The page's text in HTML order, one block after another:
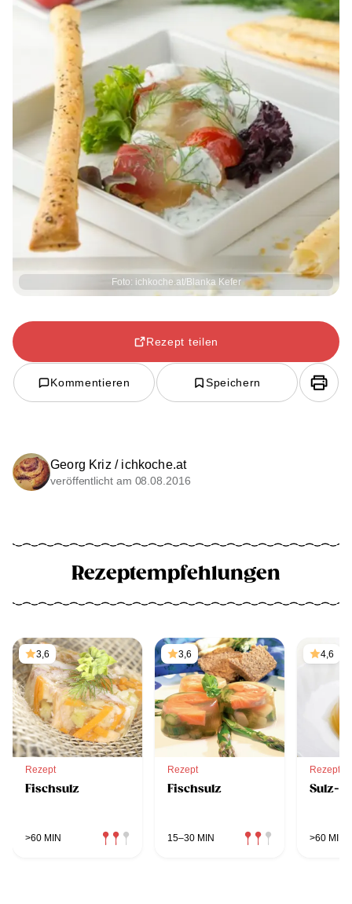
Foto: ichkoche.at/Blanka Kefer
Rezept teilen
Kommentieren Speichern
Georg Kriz / ichkoche.at
veröffentlicht am 08.08.2016
Rezeptempfehlungen
3,6
Rezept
Fischsulz
>60 MIN
3,6
Rezept
Fischsulz
15–30 MIN
4,6
Rezept
Sulz-
>60 MIN